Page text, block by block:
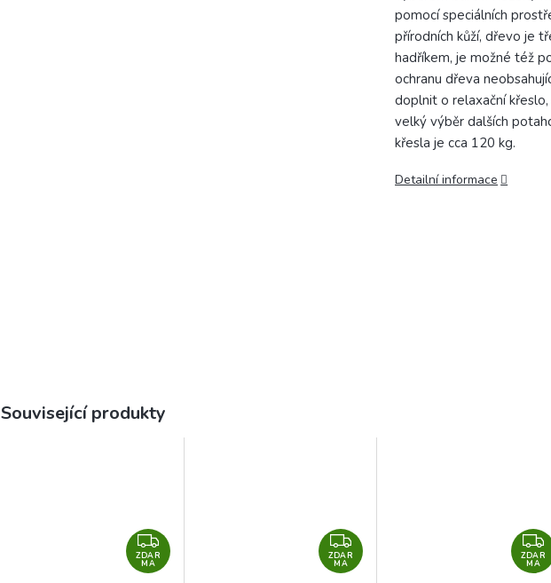
pomocí speciálních
přírodních kůží, dřevo je
hadříkem, je možné též
ochranu dřeva
doplnit o relaxační
velký výběr dalších
křesla je cca 120 kg.
Detailní informace
Související produkty
Z
D
ZDAR
MA
Z
D
ZDAR
MA
ZDAR
MA